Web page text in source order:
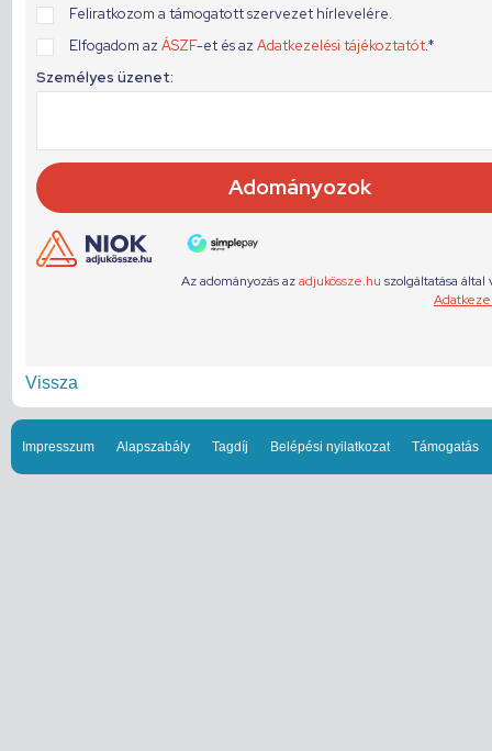
Vissza
Impresszum Alapszabály Tagdíj Belépési nyilatkozat Támogatás